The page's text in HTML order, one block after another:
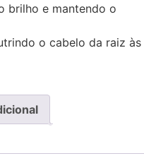
brilho e mantendo o
o cabelo da raiz às